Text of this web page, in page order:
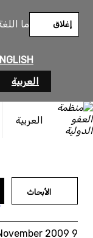
ما
العربية
إغلاق
العربية
المحتوى
الأبحاث
9 November 2009